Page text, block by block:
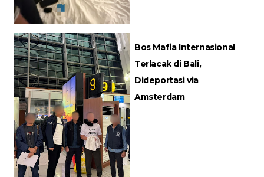
Bos Mafia Internasional
Terlacak di Bali,
Dideportasi via
Amsterdam